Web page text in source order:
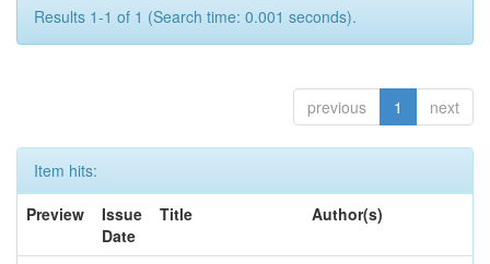
Results 1-1 of 1 (Search time: 0.001 seconds).
previous 1 next
Item hits:
Preview
Issue
Date
Title Author(s)